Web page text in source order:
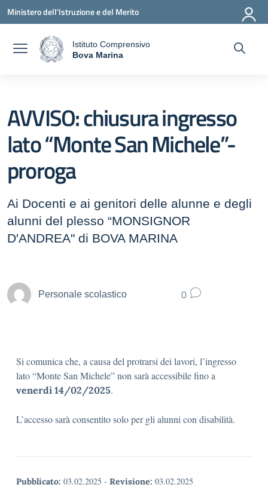
Vai ai contenuti
Vai al menu di navigazione
Vai al footer
Ministero dell'Istruzione e del Merito
Istituto Comprensivo
Bova Marina
AVVISO: chiusura ingresso
lato “Monte San Michele”-
proroga
Ai Docenti e ai genitori delle alunne e degli
alunni del plesso “MONSIGNOR
D'ANDREA" di BOVA MARINA
Personale scolastico 0
Si comunica che, a causa del protrarsi dei lavori, l’ingresso
lato “Monte San Michele” non sarà accessibile fino a
venerdì 14/02/2025.
L’accesso sarà consentito solo per gli alunni con disabilità.
Pubblicato: 03.02.2025 - Revisione: 03.02.2025